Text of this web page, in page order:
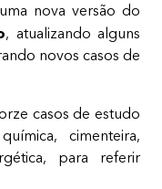
nova versão do
, atualizando alguns
novos casos de
casos de estudo
cimenteira,
para referir